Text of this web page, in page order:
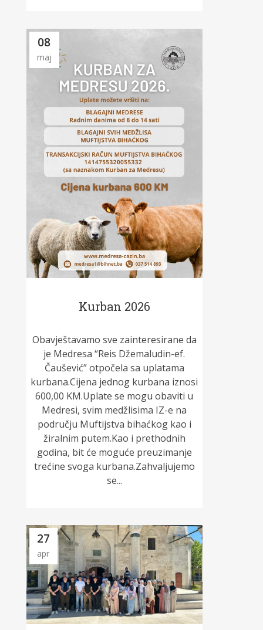
08
maj
Kurban 2026
Obavještavamo sve zainteresirane da
je Medresa “Reis Džemaludin-ef.
Čaušević” otpočela sa uplatama
kurbana.Cijena jednog kurbana iznosi
600,00 KM.Uplate se mogu obaviti u
Medresi, svim medžlisima IZ-e na
području Muftijstva bihaćkog kao i
žiralnim putem.Kao i prethodnih
godina, bit će moguće preuzimanje
trećine svoga kurbana.Zahvaljujemo
se...
27
apr